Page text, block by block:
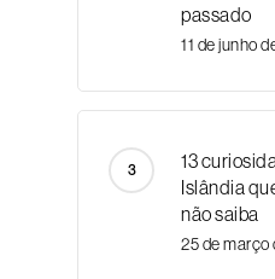
passado
11 de junho
13
Islândia
não saiba
25 de março